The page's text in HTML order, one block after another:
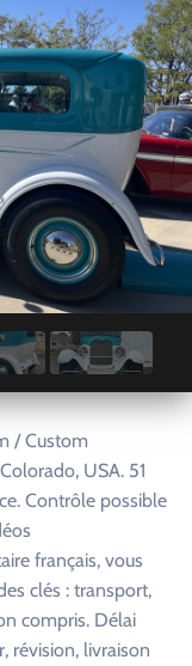
/ Custom
USA. 51
Contrôle possible
français, vous
clés : transport,
compris. Délai
révision, livraison